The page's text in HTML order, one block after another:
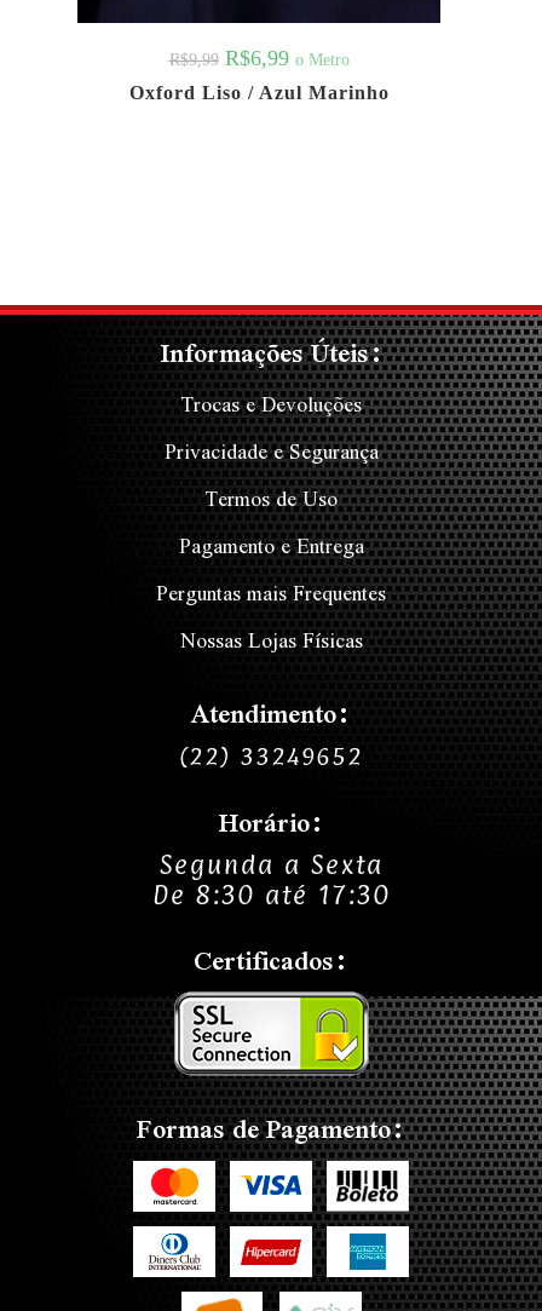
R$9,99 R$6,99 o Metro
Oxford Liso / Azul Marinho
Informações Úteis:
Trocas e Devoluções
Privacidade e Segurança
Termos de Uso
Pagamento e Entrega
Perguntas mais Frequentes
Nossas Lojas Físicas
Atendimento:
(22) 33249652
Horário:
Segunda a Sexta
De 8:30 até 17:30
Certificados:
Formas de Pagamento: